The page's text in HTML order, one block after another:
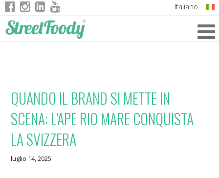
Italiano
QUANDO IL BRAND SI METTE IN
SCENA: L’APE RIO MARE CONQUISTA
LA SVIZZERA
luglio 14, 2025